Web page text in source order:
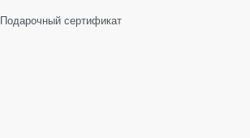
Подарочный сертификат